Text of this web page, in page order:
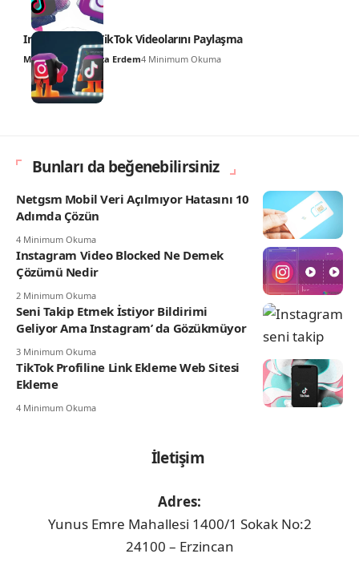
Instagram’ da TikTok Videolarını Paylaşma
Muhammed Hamza Erdem4 Minimum Okuma
Bunları da beğenebilirsiniz
Netgsm Mobil Veri Açılmıyor Hatasını 10
Adımda Çözün
4 Minimum Okuma
Instagram Video Blocked Ne Demek
Çözümü Nedir
2 Minimum Okuma
Seni Takip Etmek İstiyor Bildirimi
Geliyor Ama Instagram’ da Gözükmüyor
3 Minimum Okuma
TikTok Profiline Link Ekleme Web Sitesi
Ekleme
4 Minimum Okuma
İletişim
Adres:
Yunus Emre Mahallesi 1400/1 Sokak No:2
24100 – Erzincan